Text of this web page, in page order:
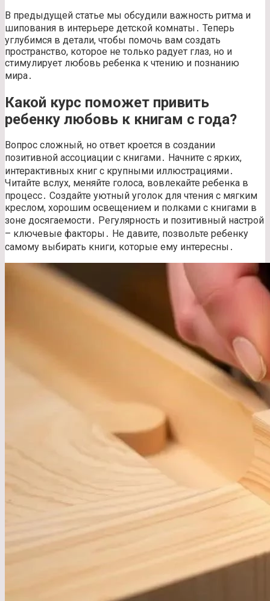
В предыдущей статье мы обсудили важность ритма и
шипования в интерьере детской комнаты․ Теперь
углубимся в детали, чтобы помочь вам создать
пространство, которое не только радует глаз, но и
стимулирует любовь ребенка к чтению и познанию
мира․
Какой курс поможет привить
ребенку любовь к книгам с года?
Вопрос сложный, но ответ кроется в создании
позитивной ассоциации с книгами․ Начните с ярких,
интерактивных книг с крупными иллюстрациями․
Читайте вслух, меняйте голоса, вовлекайте ребенка в
процесс․ Создайте уютный уголок для чтения с мягким
креслом, хорошим освещением и полками с книгами в
зоне досягаемости․ Регулярность и позитивный настрой
– ключевые факторы․ Не давите, позвольте ребенку
самому выбирать книги, которые ему интересны․